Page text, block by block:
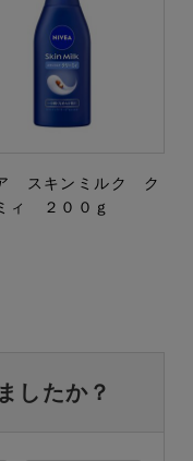
スキンミルク ク
ィ ２００ｇ
したか？